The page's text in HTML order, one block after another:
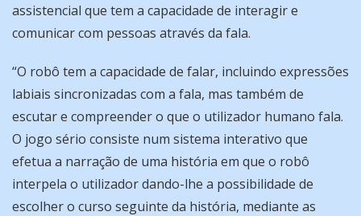
assistencial que tem a capacidade de interagir e
comunicar com pessoas através da fala.
“O robô tem a capacidade de falar, incluindo expressões
labiais sincronizadas com a fala, mas também de
escutar e compreender o que o utilizador humano fala.
O jogo sério consiste num sistema interativo que
efetua a narração de uma história em que o robô
interpela o utilizador dando-lhe a possibilidade de
escolher o curso seguinte da história, mediante as